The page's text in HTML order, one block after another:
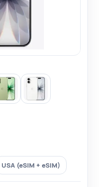
USA (eSIM + eSIM)